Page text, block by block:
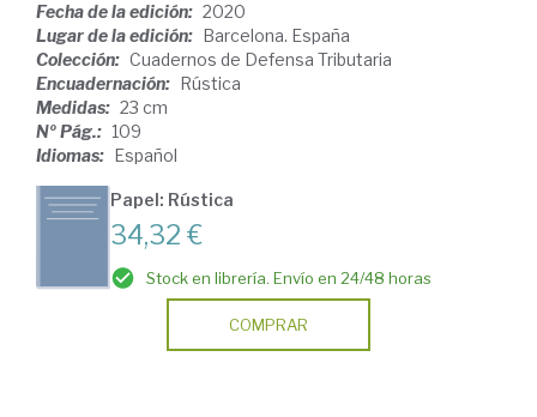
Fecha de la edición: 2020
Lugar de la edición: Barcelona. España
Colección: Cuadernos de Defensa Tributaria
Encuadernación: Rústica
Medidas: 23 cm
Nº Pág.: 109
Idiomas: Español
Papel: Rústica
34,32 €
Stock en librería. Envío en 24/48 horas
COMPRAR